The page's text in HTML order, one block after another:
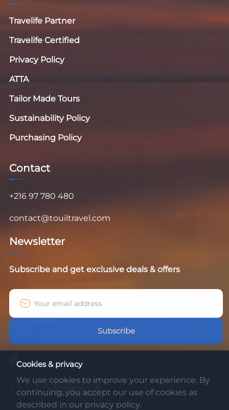
Cookies & privacy
We use cookies to improve your experience. By
continuing, you accept our use of cookies as
described in our privacy policy.
Travelife Partner
Travelife Certified
Privacy Policy
ATTA
Tailor Made Tours
Sustainability Policy
Purchasing Policy
Contact
+216 97 780 480
contact@touiltravel.com
Newsletter
Subscribe and get exclusive deals & offers
Subscribe
I agree to receive newsletters and accept the privacy policy.